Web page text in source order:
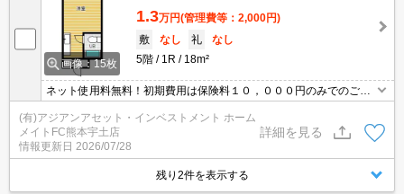
画像：15枚
1.3万円(管理費等：2,000円)
敷
なし 礼
なし
5階
1R 18m²
ネット使用料無料！初期費用は保険料１０，０００円のみでのご入
居が可能です☆お部屋の見学も随時受付しております！家電付きの
お部屋もございます！まずはお問い合わせください☆
(有)アジアンアセット・インベストメント ホーム
メイトFC熊本宇土店
情報更新日 2026/07/28
詳細を見る
残り2件を表示する